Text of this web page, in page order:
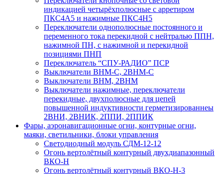
индикацией четырёхполюсные с арретиром
ПКС4А5 и нажимные ПКС4Н5
Переключатели однополюсные постоянного и
переменного тока перекидной с нейтралью ППН,
нажимной ПН, с нажимной и перекидной
позициями ПНП
Переключатель “СПУ-РАДИО” ПСР
Выключатели ВНМ-С, 2ВНМ-С
Выключатели ВНМ, 2ВНМ
Выключатели нажимные, переключатели
перекидные, двухполюсные для цепей
повышенной индуктивности герметизированнеы
2ВНИ, 2ВНИК, 2ППИ, 2ППИК
Фары, аэронавигационные огни, контyрные огни,
маяки, светильники, блоки управления
Светодиодный модуль СДМ-12-12
Огонь вертолётный контурный двухдиапазонный
ВКО-Н
Огонь вертолётный контурный ВКО-Н-3